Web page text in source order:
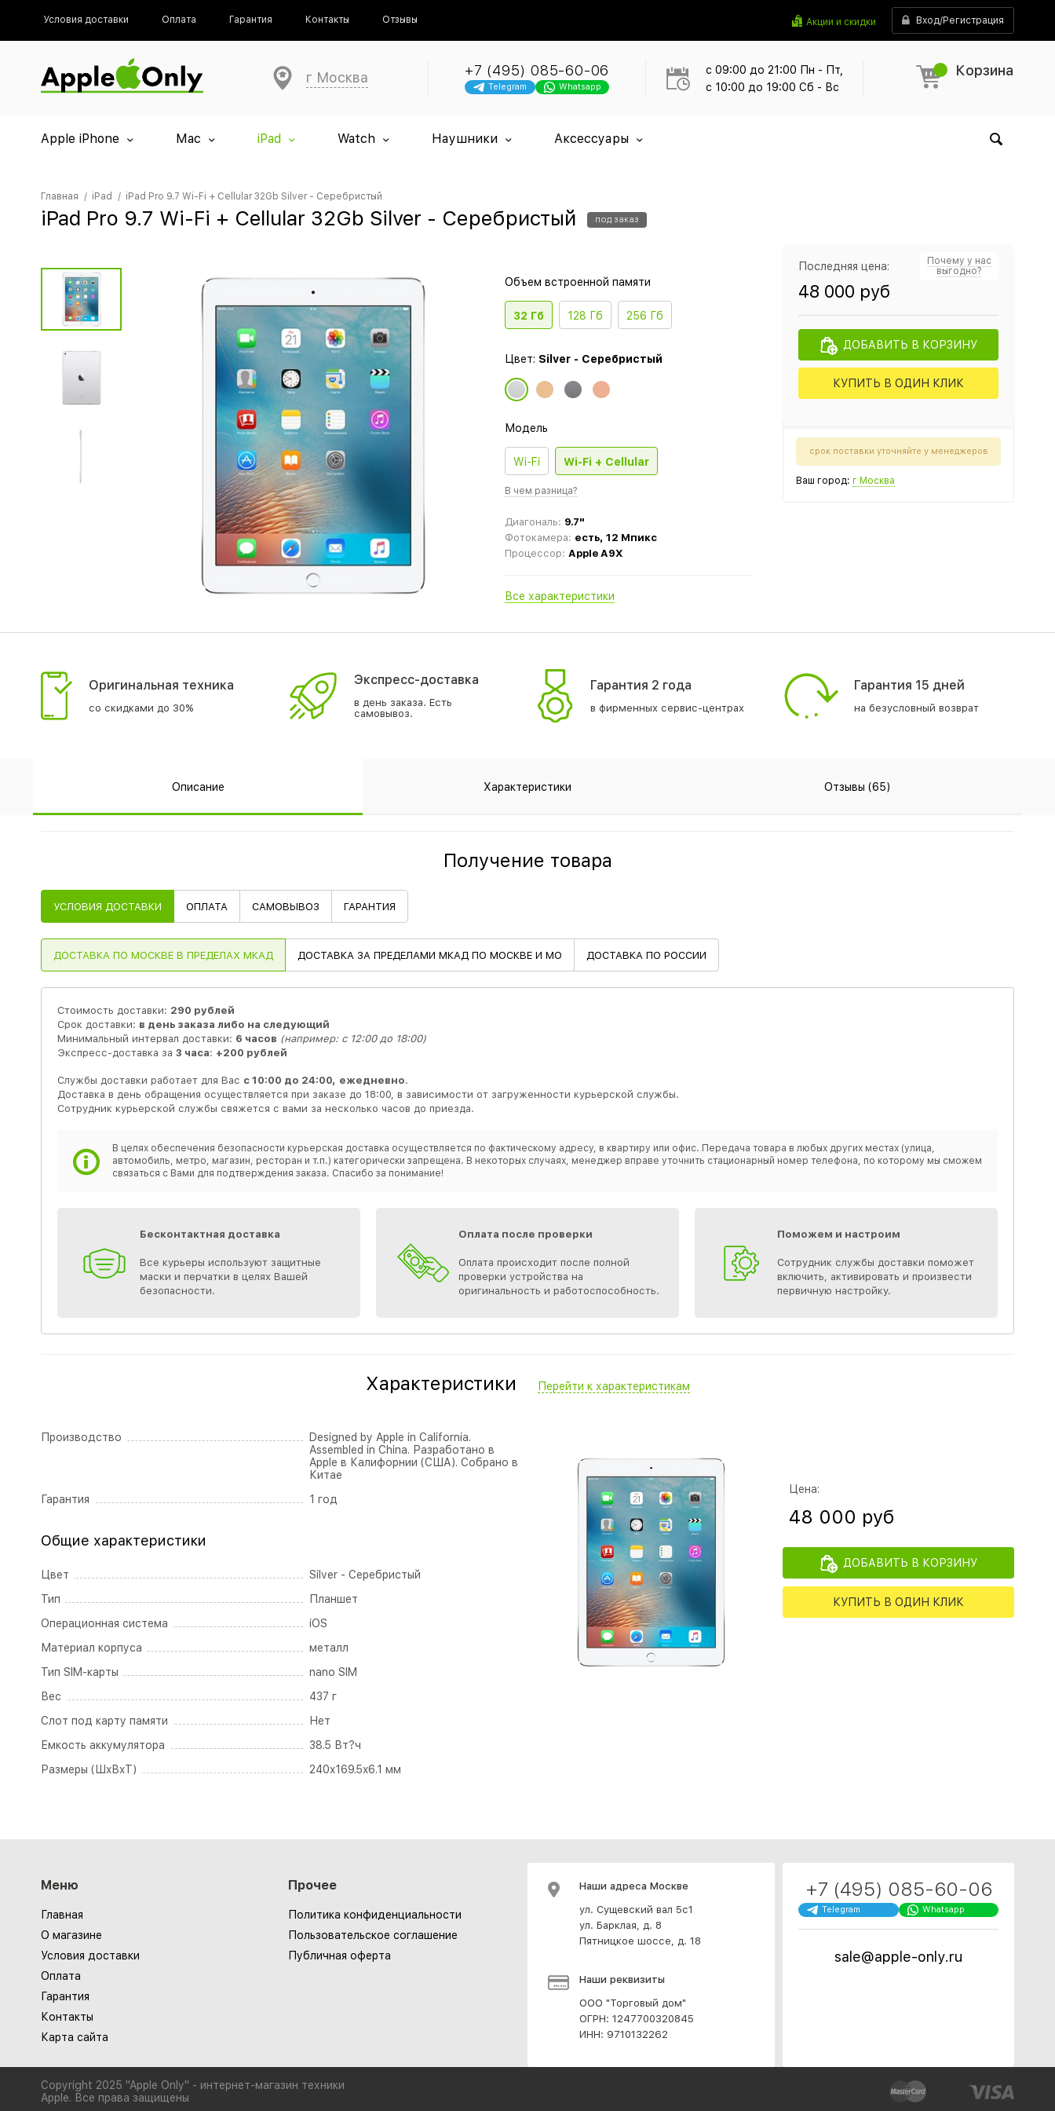
Условия доставки Оплата Гарантия Контакты Отзывы Акции и скидки Вход/Регистрация
г Москва +7 (495) 085-60-06
Telegram Whatsapp
с 09:00 до 21:00 Пн - Пт,
с 10:00 до 19:00 Сб - Вс
Корзина
Apple iPhone Mac iPad Watch Наушники Аксессуары
Главная iPad iPad Pro 9.7 Wi-Fi + Cellular 32Gb Silver - Серебристый
iPad Pro 9.7 Wi-Fi + Cellular 32Gb Silver - Серебристый под заказ
Объем встроенной памяти
32 Гб 128 Гб 256 Гб
Цвет: Silver - Серебристый
Модель
Wi-Fi Wi-Fi + Cellular
В чем разница?
Диагональ: 9.7"
Фотокамера: есть, 12 Мпикс
Процессор: Apple A9X
Все характеристики
Почему у нас
выгодно?
Последняя цена:
48 000 руб
ДОБАВИТЬ В КОРЗИНУ
КУПИТЬ В ОДИН КЛИК
срок поставки уточняйте у менеджеров
Ваш город: г Москва
Оригинальная техника
со скидками до 30%
Экспресс-доставка
в день заказа. Есть
самовывоз.
Гарантия 2 года
в фирменных сервис-центрах
Гарантия 15 дней
на безусловный возврат
Описание Характеристики Отзывы (65)
Получение товара
УСЛОВИЯ ДОСТАВКИ ОПЛАТА САМОВЫВОЗ ГАРАНТИЯ
ДОСТАВКА ПО МОСКВЕ В ПРЕДЕЛАХ МКАД ДОСТАВКА ЗА ПРЕДЕЛАМИ МКАД ПО МОСКВЕ И МО ДОСТАВКА ПО РОССИИ
Стоимость доставки: 290 рублей
Срок доставки: в день заказа либо на следующий
Минимальный интервал доставки: 6 часов (например: с 12:00 до 18:00)
Экспресс-доставка за 3 часа: +200 рублей
Службы доставки работает для Вас с 10:00 до 24:00, ежедневно.
Доставка в день обращения осуществляется при заказе до 18:00, в зависимости от загруженности курьерской службы.
Сотрудник курьерской службы свяжется с вами за несколько часов до приезда.
В целях обеспечения безопасности курьерская доставка осуществляется по фактическому адресу, в квартиру или офис. Передача товара в любых других местах (улица,
автомобиль, метро, магазин, ресторан и т.п.) категорически запрещена. В некоторых случаях, менеджер вправе уточнить стационарный номер телефона, по которому мы сможем
связаться с Вами для подтверждения заказа. Спасибо за понимание!
Бесконтактная доставка
Все курьеры используют защитные
маски и перчатки в целях Вашей
безопасности.
Оплата после проверки
Оплата происходит после полной
проверки устройства на
оригинальность и работоспособность.
Поможем и настроим
Сотрудник службы доставки поможет
включить, активировать и произвести
первичную настройку.
Характеристики Перейти к характеристикам
Производство
Designed by Apple in California.
Assembled in China. Разработано в
Apple в Калифорнии (США). Собрано в
Китае
Гарантия
1 год
Общие характеристики
Цвет
Silver - Серебристый
Тип
Планшет
Операционная система
iOS
Материал корпуса
металл
Тип SIM-карты
nano SIM
Вес
437 г
Слот под карту памяти
Нет
Емкость аккумулятора
38.5 Вт?ч
Размеры (ШxВxТ)
240x169.5x6.1 мм
Цена:
48 000 руб
ДОБАВИТЬ В КОРЗИНУ
КУПИТЬ В ОДИН КЛИК
Меню
Главная
О магазине
Условия доставки
Оплата
Гарантия
Контакты
Карта сайта
Прочее
Политика конфиденциальности
Пользовательское соглашение
Публичная оферта
Наши адреса Москве
ул. Сущевский вал 5с1
ул. Барклая, д. 8
Пятницкое шоссе, д. 18
Наши реквизиты
ООО "Торговый дом"
ОГРН: 1247700320845
ИНН: 9710132262
+7 (495) 085-60-06
Telegram Whatsapp
sale@apple-only.ru
Copyright 2025 "Apple Only" - интернет-магазин техники
Apple. Все права защищены